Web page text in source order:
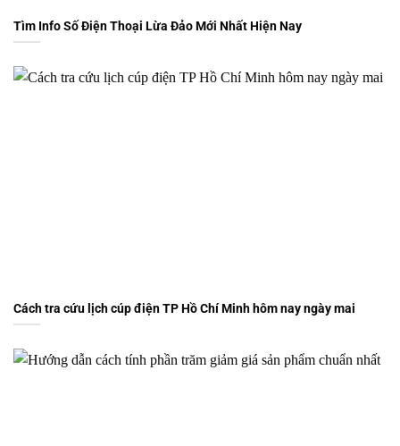
Tìm Info Số Điện Thoại Lừa Đảo Mới Nhất Hiện Nay
Cách tra cứu lịch cúp điện TP Hồ Chí Minh hôm nay ngày mai